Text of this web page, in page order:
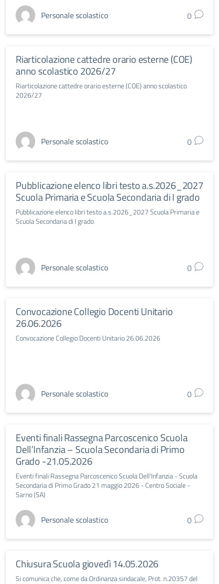
Personale scolastico 0
Riarticolazione cattedre orario esterne (COE)
anno scolastico 2026/27
Riarticolazione cattedre orario esterne (COE) anno scolastico
2026/27
Personale scolastico 0
Pubblicazione elenco libri testo a.s.2026_2027
Scuola Primaria e Scuola Secondaria di I grado
Pubblicazione elenco libri testo a.s.2026_2027 Scuola Primaria e
Scuola Secondaria di I grado
Personale scolastico 0
Convocazione Collegio Docenti Unitario
26.06.2026
Convocazione Collegio Docenti Unitario 26.06.2026
Personale scolastico 0
Eventi finali Rassegna Parcoscenico Scuola
Dell’Infanzia – Scuola Secondaria di Primo
Grado -21.05.2026
Eventi finali Rassegna Parcoscenico Scuola Dell'Infanzia - Scuola
Secondaria di Primo Grado 21 maggio 2026 - Centro Sociale -
Sarno (SA)
Personale scolastico 0
Chiusura Scuola giovedì 14.05.2026
Si comunica che, come da Ordinanza sindacale, Prot. n.20357 del